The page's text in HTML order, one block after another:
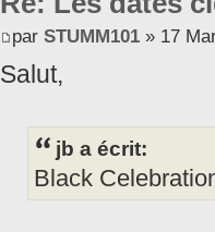
par STUMM101» 17
Salut,
jb a écrit:
Black